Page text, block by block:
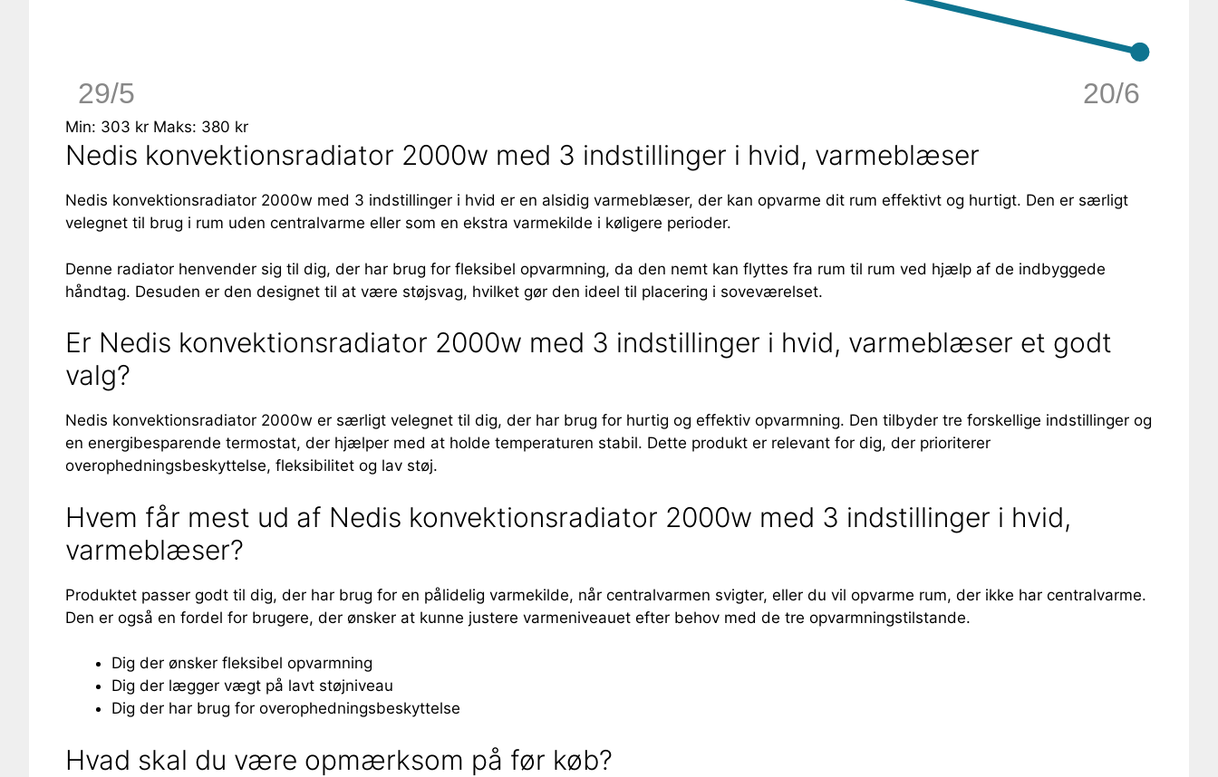
29/5 20/6
Min: 303 kr Maks: 380 kr
Nedis konvektionsradiator 2000w med 3 indstillinger i hvid, varmeblæser
Nedis konvektionsradiator 2000w med 3 indstillinger i hvid er en alsidig varmeblæser, der kan opvarme dit rum effektivt og hurtigt. Den er særligt
velegnet til brug i rum uden centralvarme eller som en ekstra varmekilde i køligere perioder.
Denne radiator henvender sig til dig, der har brug for fleksibel opvarmning, da den nemt kan flyttes fra rum til rum ved hjælp af de indbyggede
håndtag. Desuden er den designet til at være støjsvag, hvilket gør den ideel til placering i soveværelset.
Er Nedis konvektionsradiator 2000w med 3 indstillinger i hvid, varmeblæser et godt
valg?
Nedis konvektionsradiator 2000w er særligt velegnet til dig, der har brug for hurtig og effektiv opvarmning. Den tilbyder tre forskellige indstillinger og
en energibesparende termostat, der hjælper med at holde temperaturen stabil. Dette produkt er relevant for dig, der prioriterer
overophedningsbeskyttelse, fleksibilitet og lav støj.
Hvem får mest ud af Nedis konvektionsradiator 2000w med 3 indstillinger i hvid,
varmeblæser?
Produktet passer godt til dig, der har brug for en pålidelig varmekilde, når centralvarmen svigter, eller du vil opvarme rum, der ikke har centralvarme.
Den er også en fordel for brugere, der ønsker at kunne justere varmeniveauet efter behov med de tre opvarmningstilstande.
Dig der ønsker fleksibel opvarmning
Dig der lægger vægt på lavt støjniveau
Dig der har brug for overophedningsbeskyttelse
Hvad skal du være opmærksom på før køb?